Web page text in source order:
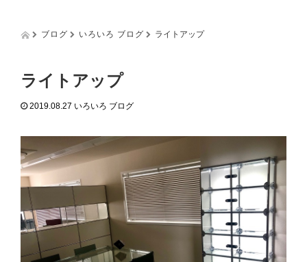
t
ブログ いろいろ ブログ ライトアップ
ライトアップ
2019.08.27 いろいろ ブログ